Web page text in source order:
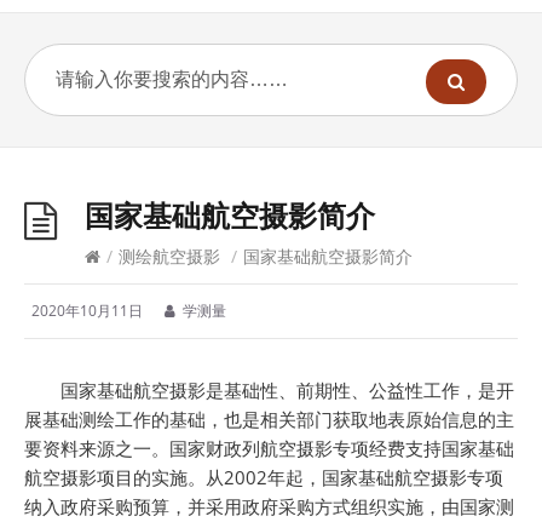
国家基础航空摄影简介
/ 测绘航空摄影 / 国家基础航空摄影简介
2020年10月11日 学测量
国家基础航空摄影是基础性、前期性、公益性工作，是开
展基础测绘工作的基础，也是相关部门获取地表原始信息的主
要资料来源之一。国家财政列航空摄影专项经费支持国家基础
航空摄影项目的实施。从2002年起，国家基础航空摄影专项
纳入政府采购预算，并采用政府采购方式组织实施，由国家测